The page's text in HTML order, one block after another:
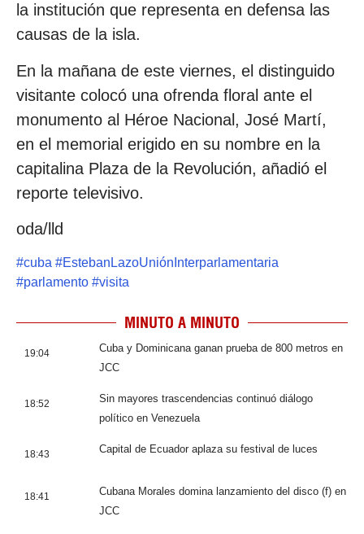
la institución que representa en defensa las
causas de la isla.
En la mañana de este viernes, el distinguido
visitante colocó una ofrenda floral ante el
monumento al Héroe Nacional, José Martí,
en el memorial erigido en su nombre en la
capitalina Plaza de la Revolución, añadió el
reporte televisivo.
oda/lld
#cuba #EstebanLazoUniónInterparlamentaria
#parlamento #visita
MINUTO A MINUTO
19:04
Cuba y Dominicana ganan prueba de 800 metros en
JCC
18:52
Sin mayores trascendencias continuó diálogo
político en Venezuela
18:43 Capital de Ecuador aplaza su festival de luces
18:41
Cubana Morales domina lanzamiento del disco (f) en
JCC